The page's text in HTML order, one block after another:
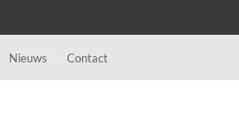
Nieuws Contact